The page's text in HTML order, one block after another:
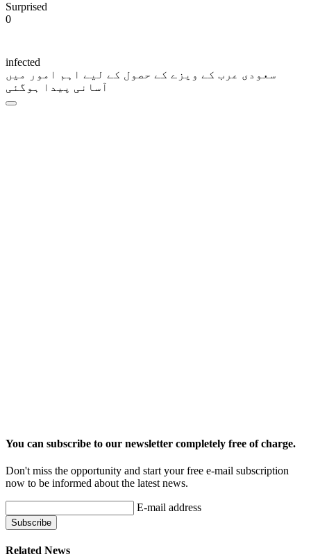
Surprised
0
infected
سعودی عرب کے ویزے کے حصول کے لیے اہم امور میں
آسانی پیدا ہوگئی
You can subscribe to our newsletter completely free of charge.
Don't miss the opportunity and start your free e-mail subscription
now to be informed about the latest news.
E-mail address
Related News